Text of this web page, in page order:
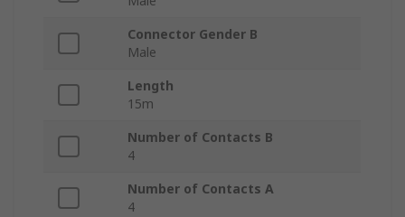
Connector Gender B
Male
Length
15m
Number of Contacts B
4
Number of Contacts A
4